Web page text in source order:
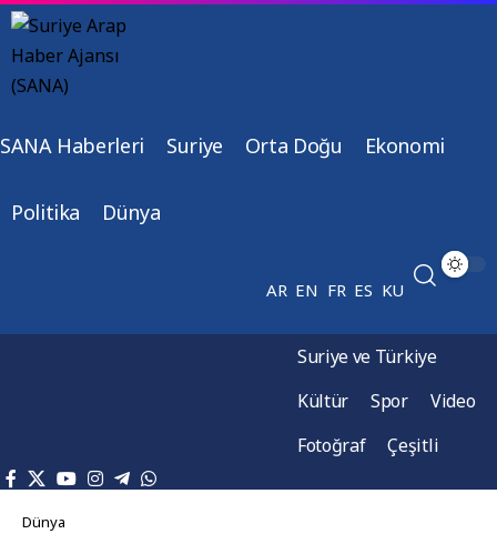
SANA Haberleri Suriye Orta Doğu Ekonomi
Politika Dünya
AR EN FR ES KU
Suriye ve Türkiye
Kültür
Spor
Video
Fotoğraf
Çeşitli
Dünya